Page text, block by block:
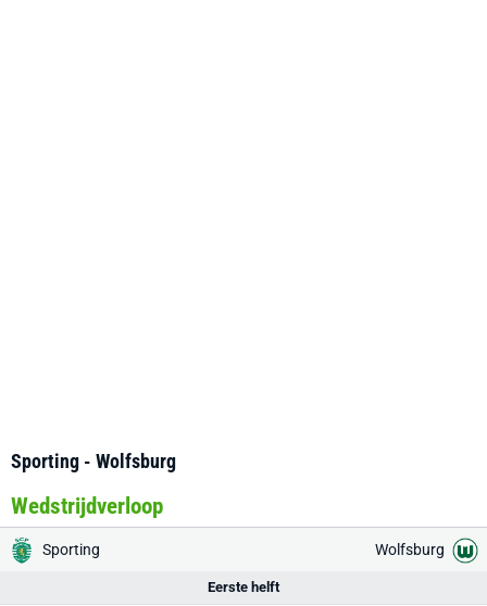
Sporting - Wolfsburg
Wedstrijdverloop
Sporting Wolfsburg
Eerste helft